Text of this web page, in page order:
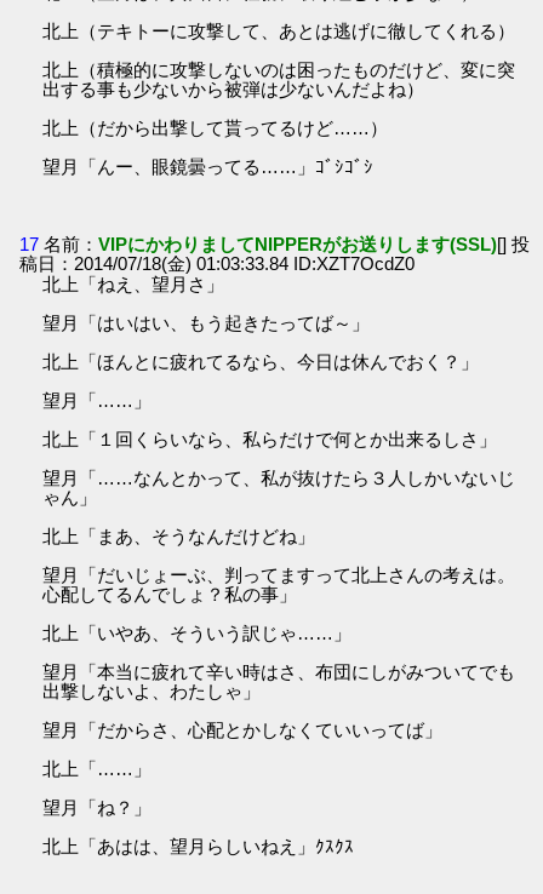
北上（テキトーに攻撃して、あとは逃げに徹してくれる）
北上（積極的に攻撃しないのは困ったものだけど、変に突
出する事も少ないから被弾は少ないんだよね）
北上（だから出撃して貰ってるけど……）
望月「んー、眼鏡曇ってる……」ｺﾞｼｺﾞｼ
17 名前：VIPにかわりましてNIPPERがお送りします(SSL)[] 投
稿日：2014/07/18(金) 01:03:33.84 ID:XZT7OcdZ0
北上「ねえ、望月さ」
望月「はいはい、もう起きたってば～」
北上「ほんとに疲れてるなら、今日は休んでおく？」
望月「……」
北上「１回くらいなら、私らだけで何とか出来るしさ」
望月「……なんとかって、私が抜けたら３人しかいないじ
ゃん」
北上「まあ、そうなんだけどね」
望月「だいじょーぶ、判ってますって北上さんの考えは。
心配してるんでしょ？私の事」
北上「いやあ、そういう訳じゃ……」
望月「本当に疲れて辛い時はさ、布団にしがみついてでも
出撃しないよ、わたしゃ」
望月「だからさ、心配とかしなくていいってば」
北上「……」
望月「ね？」
北上「あはは、望月らしいねえ」ｸｽｸｽ